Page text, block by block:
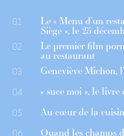
01 Le « Menu d’un
Siège », le 25
02 Le premier film
au restaurant
03 Geneviève Michon,
04 « suce moi », le
05 Au cœur de la
06 Quand les champs